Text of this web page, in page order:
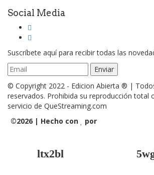
Social Media
Suscríbete aquí para recibir todas las
© Copyright 2022 - Edicion Abierta ® |
reservados. Prohibida su reproducción total
servicio de QueStreaming.com
©2026 | Hecho con por